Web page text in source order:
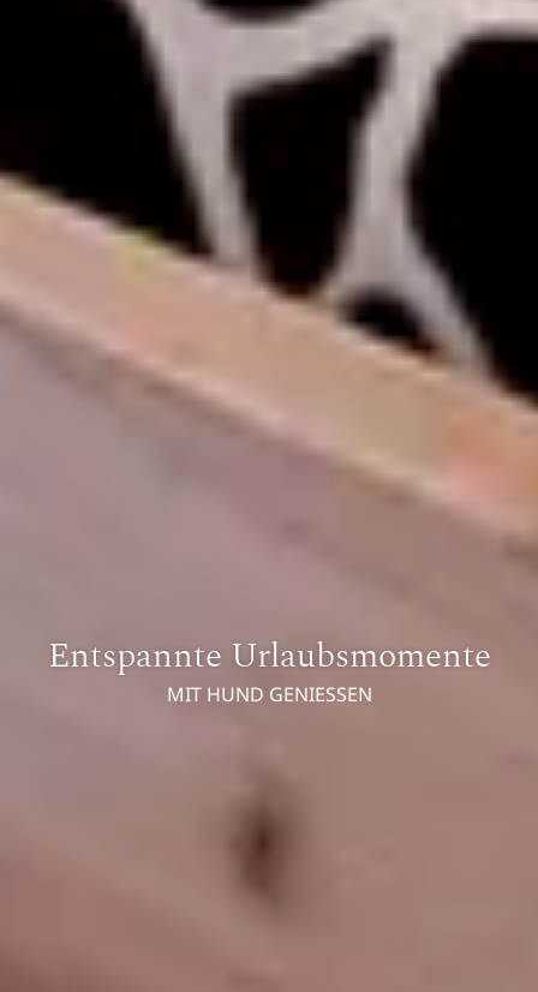
Entspannte Urlaubsmomente
MIT HUND GENIESSEN